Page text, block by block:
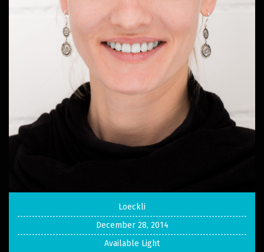
Loeckli
December 28, 2014
Available Light